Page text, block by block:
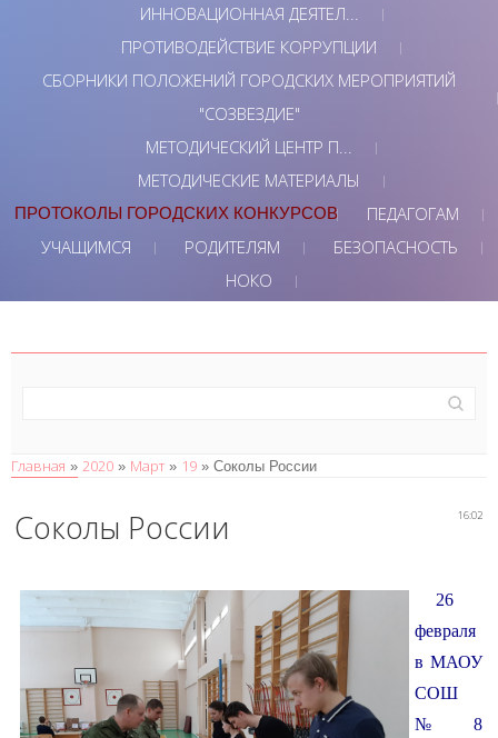
ИННОВАЦИОННАЯ ДЕЯТЕЛ...
ПРОТИВОДЕЙСТВИЕ КОРРУПЦИИ
СБОРНИКИ ПОЛОЖЕНИЙ ГОРОДСКИХ МЕРОПРИЯТИЙ
"СОЗВЕЗДИЕ"
МЕТОДИЧЕСКИЙ ЦЕНТР П...
МЕТОДИЧЕСКИЕ МАТЕРИАЛЫ
ПРОТОКОЛЫ ГОРОДСКИХ КОНКУРСОВ
ПЕДАГОГАМ
УЧАЩИМСЯ
РОДИТЕЛЯМ
БЕЗОПАСНОСТЬ
НОКО
Главная » 2020 » Март » 19 » Соколы России
16:02
Соколы России
26
февраля
в МАОУ
СОШ
№8